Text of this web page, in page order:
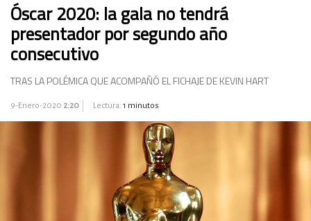
Óscar 2020: la gala no tendrá
presentador por segundo año
consecutivo
TRAS LA POLÉMICA QUE ACOMPAÑÓ EL FICHAJE DE KEVIN HART
9-Enero-2020 2:20 Lectura: 1 minutos